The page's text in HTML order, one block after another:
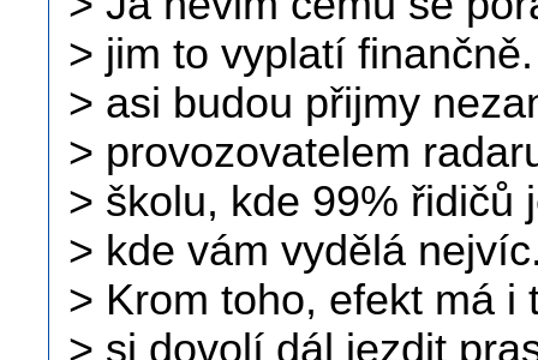
> jim to vyplatí
> asi budou přijmy
> provozovatelem
> školu, kde 99% řidičů
> kde vám vydělá
> Krom toho, efekt má i
> si dovolí dál jezdit